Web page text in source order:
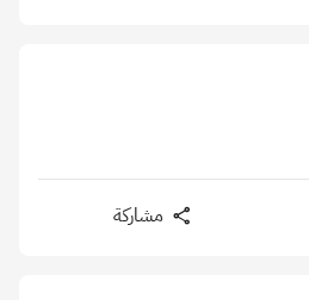
مشاركة